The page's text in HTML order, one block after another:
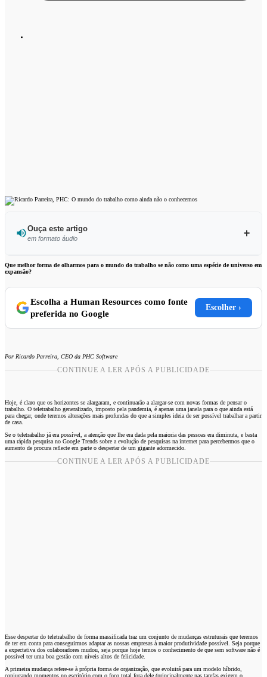
Ouça este artigo
em formato áudio
Ouvir este artigo
Que melhor forma de olharmos para o mundo do trabalho se não como uma espécie de universo em
expansão?
Escolha a Human Resources como fonte
preferida no Google
Escolher ›
Por Ricardo Parreira, CEO da PHC Software
CONTINUE A LER APÓS A PUBLICIDADE
Hoje, é claro que os horizontes se alargaram, e continuarão a alargar-se com novas formas de pensar o
trabalho. O teletrabalho generalizado, imposto pela pandemia, é apenas uma janela para o que ainda está
para chegar, onde teremos alterações mais profundas do que a simples ideia de ser possível trabalhar a partir
de casa.
Se o teletrabalho já era possível, a atenção que lhe era dada pela maioria das pessoas era diminuta, e basta
uma rápida pesquisa no Google Trends sobre a evolução de pesquisas na internet para percebermos que o
aumento de procura reflecte em parte o despertar de um gigante adormecido.
CONTINUE A LER APÓS A PUBLICIDADE
Esse despertar do teletrabalho de forma massificada traz um conjunto de mudanças estruturais que teremos
de ter em conta para conseguirmos adaptar as nossas empresas à maior produtividade possível. Seja porque
a expectativa dos colaboradores mudou, seja porque hoje temos o conhecimento de que sem software não é
possível ter uma boa gestão com níveis altos de felicidade.
A primeira mudança refere-se à própria forma de organização, que evoluirá para um modelo híbrido,
conjugando momentos no escritório com o foco total fora dele (principalmente nas tarefas exigem o